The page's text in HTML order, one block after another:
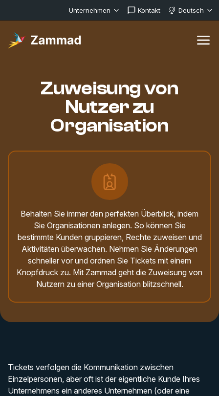
Unternehmen Kontakt Deutsch
Zuweisung von
Nutzer zu
Organisation
Behalten Sie immer den perfekten Überblick, indem
Sie Organisationen anlegen. So können Sie
bestimmte Kunden gruppieren, Rechte zuweisen und
Aktivitäten überwachen. Nehmen Sie Änderungen
schneller vor und ordnen Sie Tickets mit einem
Knopfdruck zu. Mit Zammad geht die Zuweisung von
Nutzern zu einer Organisation blitzschnell.
Tickets verfolgen die Kommunikation zwischen
Einzelpersonen, aber oft ist der eigentliche Kunde Ihres
Unternehmens ein anderes Unternehmen (oder eine